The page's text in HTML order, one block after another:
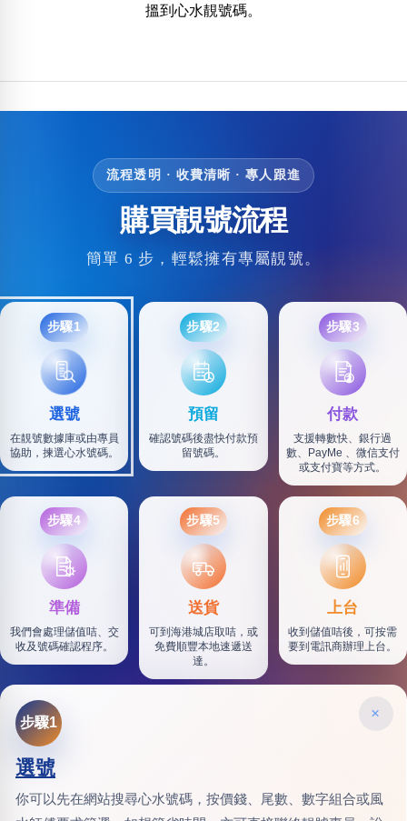
搵到心水靚號碼。
流程透明 · 收費清晰 · 專人跟進
購買靚號流程
簡單 6 步，輕鬆擁有專屬靚號。
步驟1
選號
在靚號數據庫或由專員
協助，揀選心水號碼。
步驟2
預留
確認號碼後盡快付款預
留號碼。
步驟3
付款
支援轉數快、銀行過
數、PayMe 、微信支付
或支付寶等方式。
步驟4
準備
我們會處理儲值咭、交
收及號碼確認程序。
步驟5
SF
送貨
可到海港城店取咭，或
免費順豐本地速遞送
達。
步驟6
上台
收到儲值咭後，可按需
要到電訊商辦理上台。
×
步驟1
選號
你可以先在網站搜尋心水號碼，按價錢、尾數、數字組合或風